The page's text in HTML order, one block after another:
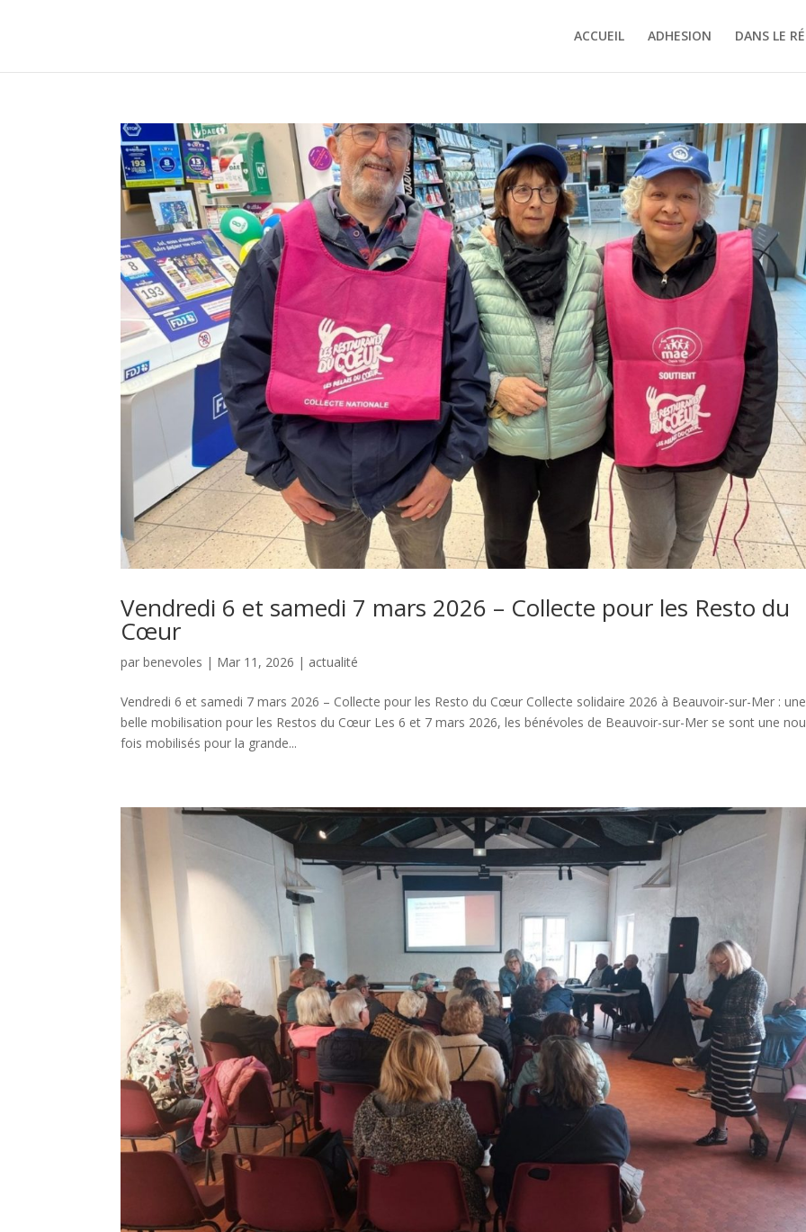
ACCUEIL ADHESION DANS LE
Vendredi 6 et samedi 7 mars 2026 – Collecte pour les Resto du
Cœur
parbenevoles | Mar 11, 2026 | actualité
Vendredi 6 et samedi 7 mars 2026 – Collecte pour les Resto du Cœur Collecte solidaire 2026 à Beauvoir-sur-Mer : une
belle mobilisation pour les Restos du Cœur Les 6 et 7 mars 2026, les bénévoles de Beauvoir-sur-Mer se sont une
fois mobilisés pour la grande...